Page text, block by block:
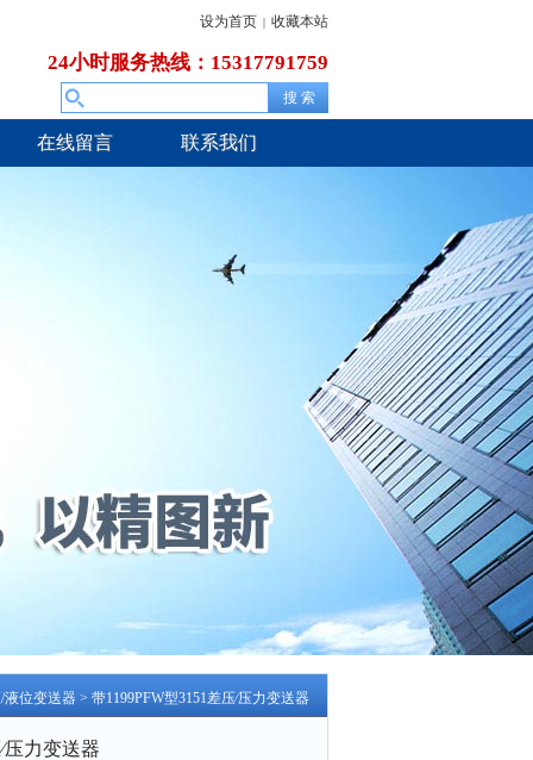
设为首页 | 收藏本站
24小时服务热线：15317791759
在线留言 联系我们
液位变送器 > 带1199PFW型3151差压∕压力变送器
压力变送器